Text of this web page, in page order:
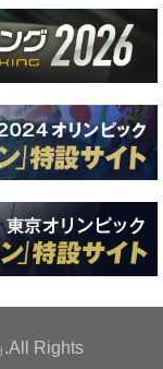
.All Rights